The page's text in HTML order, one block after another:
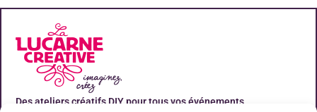
Des ateliers créatifs DIY pour tous vos événements